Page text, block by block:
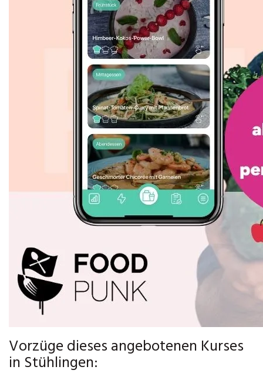
Vorzüge dieses angebotenen Kurses
in Stühlingen: